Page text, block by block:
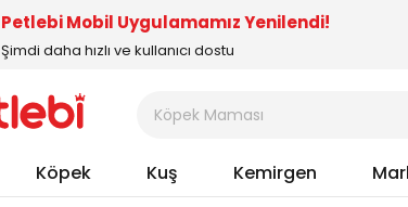
Petlebi Mobil Uygulamamız Yenilendi!
Şimdi daha hızlı ve kullanıcı dostu
Köpek Kuş Kemirgen